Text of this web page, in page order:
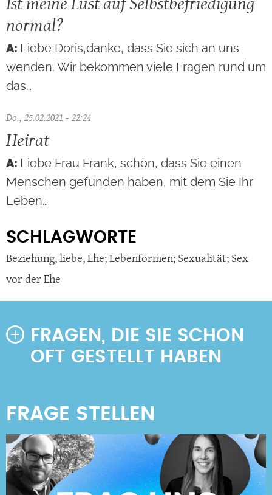
normal?
Liebe Doris,danke, dass Sie sich an uns
wenden. Wir bekommen viele Fragen rund um
das…
Do., 25.02.2021 - 22:24
Heirat
Liebe Frau Frank, schön, dass Sie einen
Menschen gefunden haben, mit dem Sie Ihr
Leben…
SCHLAGWORTE
Beziehung,liebe,Ehe; Lebenformen; Sexualität; Sex
vor der Ehe
FRAGEN, DIE SIE SCHON
OFT GESTELLT HABEN